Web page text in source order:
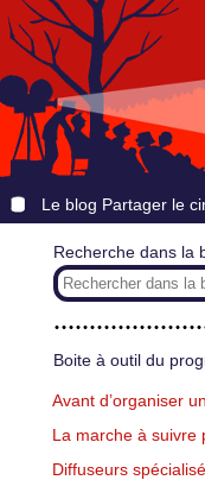
Le blog Partager le
Recherche dans la
Boite à outil du
Avant d’organiser
La marche à suivre
Diffuseurs